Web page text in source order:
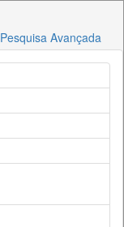
Pesquisa Avançada